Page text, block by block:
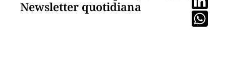
Newsletter quotidiana